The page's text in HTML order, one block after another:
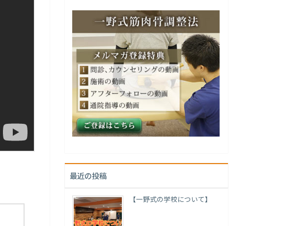
最近の投稿
【一野式の学校について】